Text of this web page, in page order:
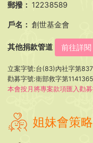
郵撥： 12238589
戶名： 創世基金會
其他捐款管道 前往詳閱
立案字號:台(83)內社字第
勸募字號:衛部救字第
本會按月將專案款項匯入勸
姐妹會策